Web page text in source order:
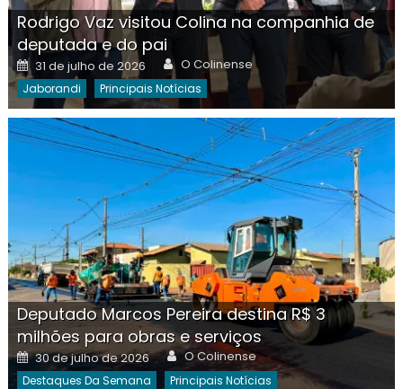
Rodrigo Vaz visitou Colina na companhia de
deputada e do pai
Posted
on
31 de julho de 2026 Author
O Colinense
Jaborandi Principais Notícias
Deputado Marcos Pereira destina R$ 3
milhões para obras e serviços
Posted
on
30 de julho de 2026 Author
O Colinense
Destaques Da Semana Principais Notícias